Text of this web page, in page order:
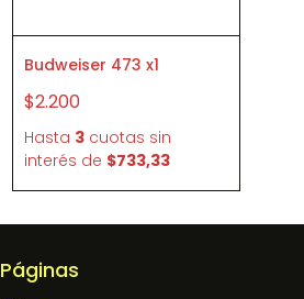
Budweiser 473 x1
$2.200
Hasta 3 cuotas sin
interés de $733,33
Páginas